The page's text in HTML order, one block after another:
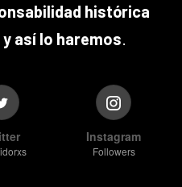
histórica
así lo haremos.
Instagram
Followers